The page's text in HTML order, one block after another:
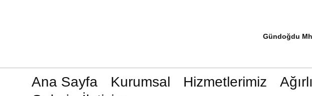
Gündoğdu
Ana Sayfa Kurumsal Hizmetlerimiz